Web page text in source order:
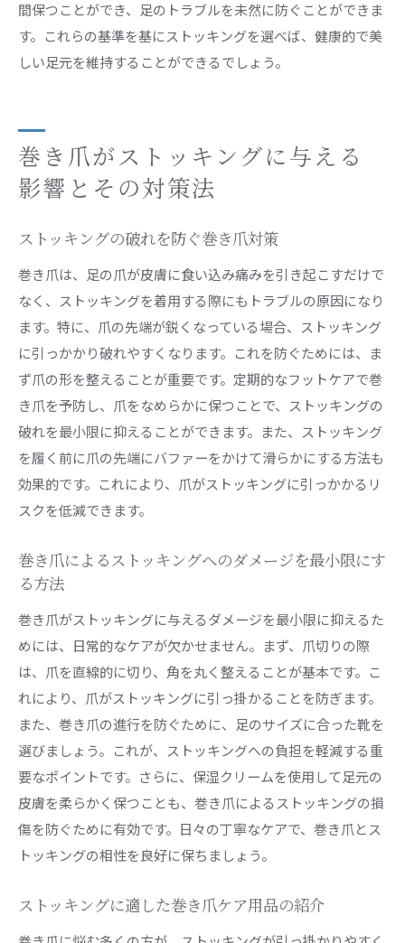
間保つことができ、足のトラブルを未然に防ぐことができま
す。これらの基準を基にストッキングを選べば、健康的で美
しい足元を維持することができるでしょう。
巻き爪がストッキングに与える
影響とその対策法
ストッキングの破れを防ぐ巻き爪対策
巻き爪は、足の爪が皮膚に食い込み痛みを引き起こすだけで
なく、ストッキングを着用する際にもトラブルの原因になり
ます。特に、爪の先端が鋭くなっている場合、ストッキング
に引っかかり破れやすくなります。これを防ぐためには、ま
ず爪の形を整えることが重要です。定期的なフットケアで巻
き爪を予防し、爪をなめらかに保つことで、ストッキングの
破れを最小限に抑えることができます。また、ストッキング
を履く前に爪の先端にバファーをかけて滑らかにする方法も
効果的です。これにより、爪がストッキングに引っかかるリ
スクを低減できます。
巻き爪によるストッキングへのダメージを最小限にす
る方法
巻き爪がストッキングに与えるダメージを最小限に抑えるた
めには、日常的なケアが欠かせません。まず、爪切りの際
は、爪を直線的に切り、角を丸く整えることが基本です。こ
れにより、爪がストッキングに引っ掛かることを防ぎます。
また、巻き爪の進行を防ぐために、足のサイズに合った靴を
選びましょう。これが、ストッキングへの負担を軽減する重
要なポイントです。さらに、保湿クリームを使用して足元の
皮膚を柔らかく保つことも、巻き爪によるストッキングの損
傷を防ぐために有効です。日々の丁寧なケアで、巻き爪とス
トッキングの相性を良好に保ちましょう。
ストッキングに適した巻き爪ケア用品の紹介